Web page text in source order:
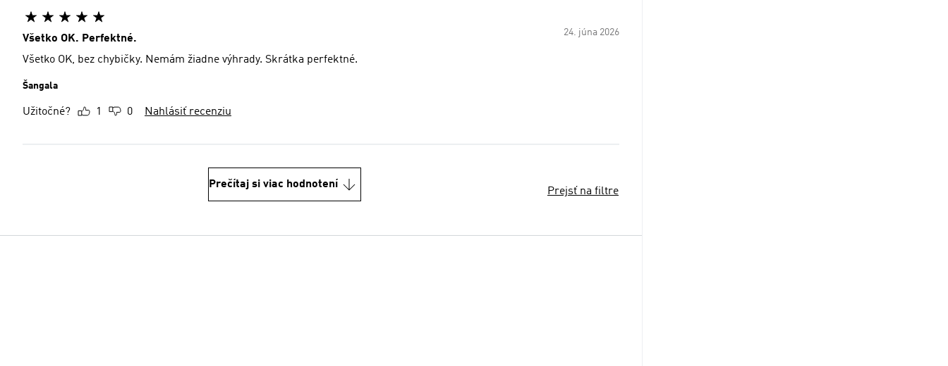
24. júna 2026
Všetko OK. Perfektné.
Všetko OK, bez chybičky. Nemám žiadne výhrady. Skrátka perfektné.
Šangala
Užitočné? 1 0 Nahlásiť recenziu
Prečítaj si viac hodnotení
Prejsť na filtre